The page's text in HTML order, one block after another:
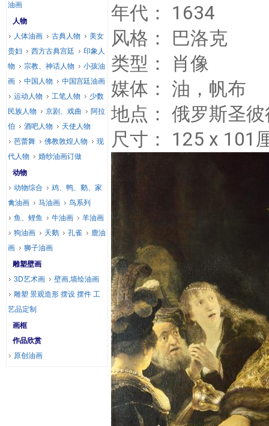
年代： 1634
风格： 巴洛克
类型： 肖像
媒体： 油，帆布
地点： 俄罗斯圣
尺寸： 125 x 101
油画
人物
人体油画
古典人物
美女
贵妇
西方古典宫廷
印象人
物
宗教、神话人物
小孩油
画
中国人物
中国宫廷油画
运动人物
工笔人物
少数
民族人物
京剧、戏曲
阿拉
伯
酒吧人物
天使人物
芭蕾舞
佛教敦煌人物
现
代人物
婚纱油画订做
动物
动物综合
鸡、鸭、鹅、家
禽油画
马油画
鸟系列
鱼、鲤鱼
牛油画
羊油画
狗油画
天鹅 孔雀
鹿油
画
狮子油画
雕塑壁画
3D艺术画
壁画,墙绘油画
雕塑 景观造形 摆设 摆件 工
艺品定制
画框
作品欣赏
原创油画